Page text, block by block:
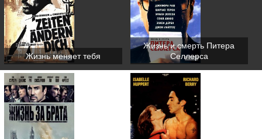
Жизнь меняет тебя
Жизнь и смерть Питера
Селлерса